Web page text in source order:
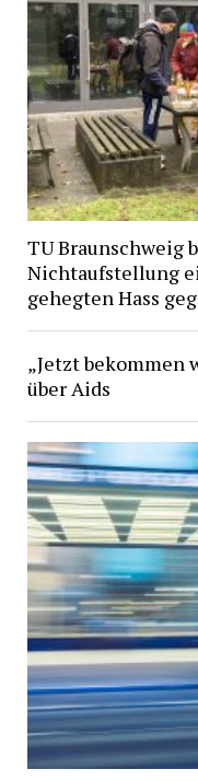
TU Braunschweig
Nichtaufstellung
gehegten Hass
„Jetzt bekommen
über Aids